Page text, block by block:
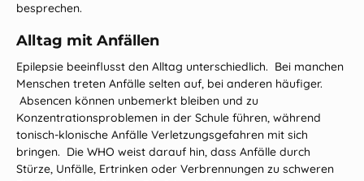
besprechen.
Alltag mit Anfällen
Epilepsie beeinflusst den Alltag unterschiedlich. Bei manchen
Menschen treten Anfälle selten auf, bei anderen häufiger.
Absencen können unbemerkt bleiben und zu
Konzentrationsproblemen in der Schule führen, während
tonisch‑klonische Anfälle Verletzungsgefahren mit sich
bringen. Die WHO weist darauf hin, dass Anfälle durch
Stürze, Unfälle, Ertrinken oder Verbrennungen zu schweren